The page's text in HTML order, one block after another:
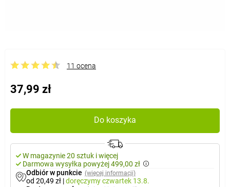
11 ocena
37,99 zł
Do koszyka
W magazynie 20 sztuk i więcej
Darmowa wysyłka powyżej 499,00 zł
Odbiór w punkcie (więcej informacji)
od 20,49 zł |doręczymyczwartek 13.8.